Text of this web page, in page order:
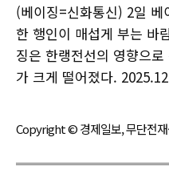
(베이징=신화통신) 2일
한 행인이 매섭게 부는 바
징은 한랭전선의 영향으
가 크게 떨어졌다.
Copyright © 경제일보, 무단전재